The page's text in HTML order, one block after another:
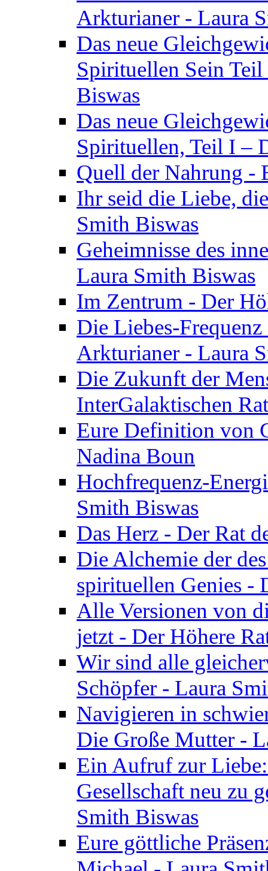
Arkturianer - Laura
Das neue
Spirituellen Sein
Biswas
Das neue
Spirituellen, Teil I –
Quell der Nahrung -
Ihr seid die Liebe,
Smith Biswas
Geheimnisse des
Laura Smith Biswas
Im Zentrum - Der
Die Liebes-
Arkturianer - Laura
Die Zukunft der
InterGalaktischen
Eure Definition von
Nadina Boun
Hochfrequenz-
Smith Biswas
Das Herz - Der Rat
Die Alchemie der
spirituellen Genies -
Alle Versionen von
jetzt - Der Höhere
Wir sind alle
Schöpfer - Laura
Navigieren in
Die Große Mutter -
Ein Aufruf zur
Gesellschaft neu zu
Smith Biswas
Eure göttliche